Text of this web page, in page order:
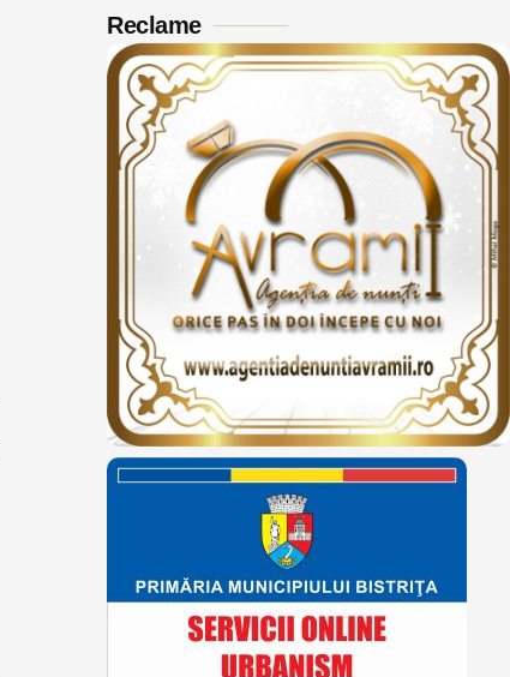
Reclame